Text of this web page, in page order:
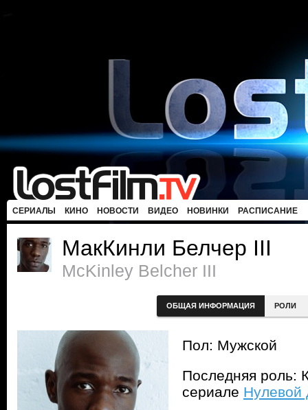
СЕРИАЛЫ КИНО НОВОСТИ ВИДЕО НОВИНКИ РАСПИСАНИЕ
МакКинли Белчер III
McKinley Belcher III
ОБЩАЯ ИНФОРМАЦИЯ РОЛИ
Пол: Мужской
Последняя роль:
сериале Нулевой